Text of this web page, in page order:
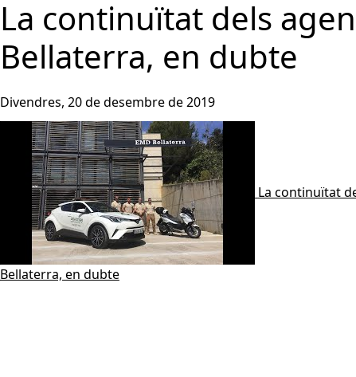
La continuïtat dels
Bellaterra, en dubte
Divendres, 20 de desembre de 2019
La continuïtat
Bellaterra, en dubte